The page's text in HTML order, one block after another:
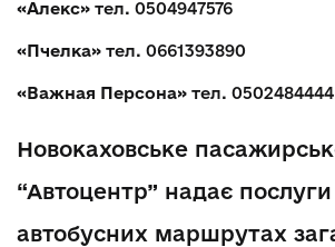
«Алекс» тел. 0504947576
«Пчелка» тел. 0661393890
«Важная Персона» тел. 0502484444
Новокаховське
“Автоцентр” надає
автобусних маршрутах